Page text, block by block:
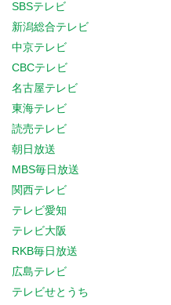
SBSテレビ
新潟総合テレビ
中京テレビ
CBCテレビ
名古屋テレビ
東海テレビ
読売テレビ
朝日放送
MBS毎日放送
関西テレビ
テレビ愛知
テレビ大阪
RKB毎日放送
広島テレビ
テレビせとうち